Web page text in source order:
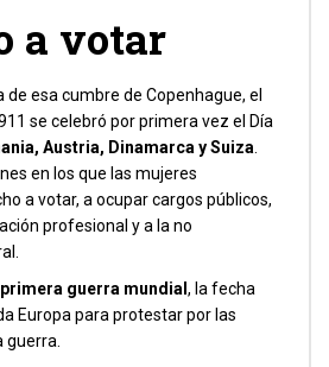
a votar
esa cumbre de Copenhague, el
se celebró por primera vez el Día
Austria, Dinamarca y Suiza
en los que las mujeres
a votar, a ocupar cargos públicos,
profesional y a la no
primera guerra mundial , la fecha
Europa para protestar por las
guerra.